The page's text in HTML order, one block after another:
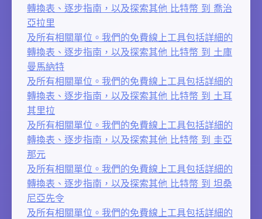
轉換表、逐步指南，以及探索其他 比特幣 到 喬治
亞拉里
及所有相關單位。我們的免費線上工具包括詳細的
轉換表、逐步指南，以及探索其他 比特幣 到 土庫
曼馬納特
及所有相關單位。我們的免費線上工具包括詳細的
轉換表、逐步指南，以及探索其他 比特幣 到 土耳
其里拉
及所有相關單位。我們的免費線上工具包括詳細的
轉換表、逐步指南，以及探索其他 比特幣 到 圭亞
那元
及所有相關單位。我們的免費線上工具包括詳細的
轉換表、逐步指南，以及探索其他 比特幣 到 坦桑
尼亞先令
及所有相關單位。我們的免費線上工具包括詳細的